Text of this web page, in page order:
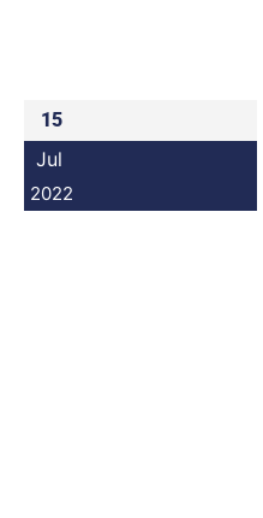
15
Jul
2022